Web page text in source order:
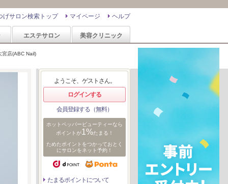
ヘルプ
マイページ
げサロン検索トップ
エステサロン 美容クリニック
宮店(ABC Nail)
ようこそ、ゲストさん。
ログインする
会員登録する（無料）
ホットペッパービューティーなら
ポイントが1%たまる！
ためたポイントをつかっておとく
にサロンをネット予約！
たまるポイントについて